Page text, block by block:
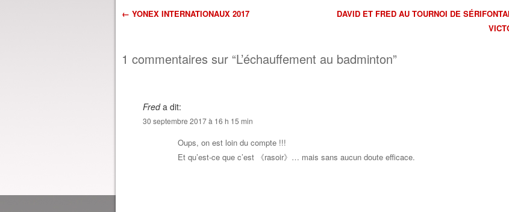
← YONEX INTERNATIONAUX 2017
DAVID ET FRED AU TOURNOI DE
1 commentaires sur “L’échauffement au badminton”
Fred a dit:
30 septembre 2017 à 16 h 15 min
Oups, on est loin du compte !!!
Et qu’est-ce que c’est 《rasoir》… mais sans aucun doute efficace.